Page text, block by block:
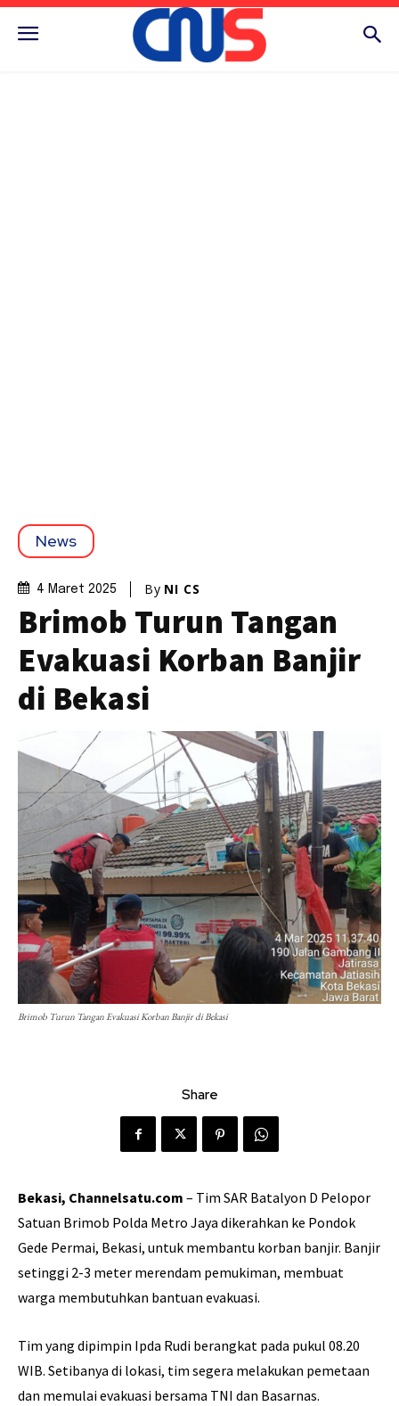
News
4 Maret 2025 By NI CS
Brimob Turun Tangan
Evakuasi Korban Banjir
di Bekasi
Brimob Turun Tangan Evakuasi Korban Banjir di Bekasi
Share
Bekasi, Channelsatu.com – Tim SAR Batalyon D Pelopor
Satuan Brimob Polda Metro Jaya dikerahkan ke Pondok
Gede Permai, Bekasi, untuk membantu korban banjir. Banjir
setinggi 2-3 meter merendam pemukiman, membuat
warga membutuhkan bantuan evakuasi.
Tim yang dipimpin Ipda Rudi berangkat pada pukul 08.20
WIB. Setibanya di lokasi, tim segera melakukan pemetaan
dan memulai evakuasi bersama TNI dan Basarnas.